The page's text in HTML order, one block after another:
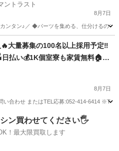
ントラスト
8月7日
カンタン♪／ ◆パーツを集める、仕分けるの
ヒューマントラスト
大量募集の100名以上採用予定‼️
日払い💰1K個室寮も家賃無料🏠】
万円分のポイントプレゼ
8月7日
い合わせ またはTEL応募:052-414-6414
個室
シン買わせてください🖐️
！最大限買取します